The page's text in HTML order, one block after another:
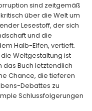
sind zeitgemäß
über die Welt um
Lesestoff, der sich
und die
Halb-Elfen, vertieft.
Weltgestaltung ist
das Buch letztendlich
Chance, die tieferen
Debattes zu
Schlussfolgerungen